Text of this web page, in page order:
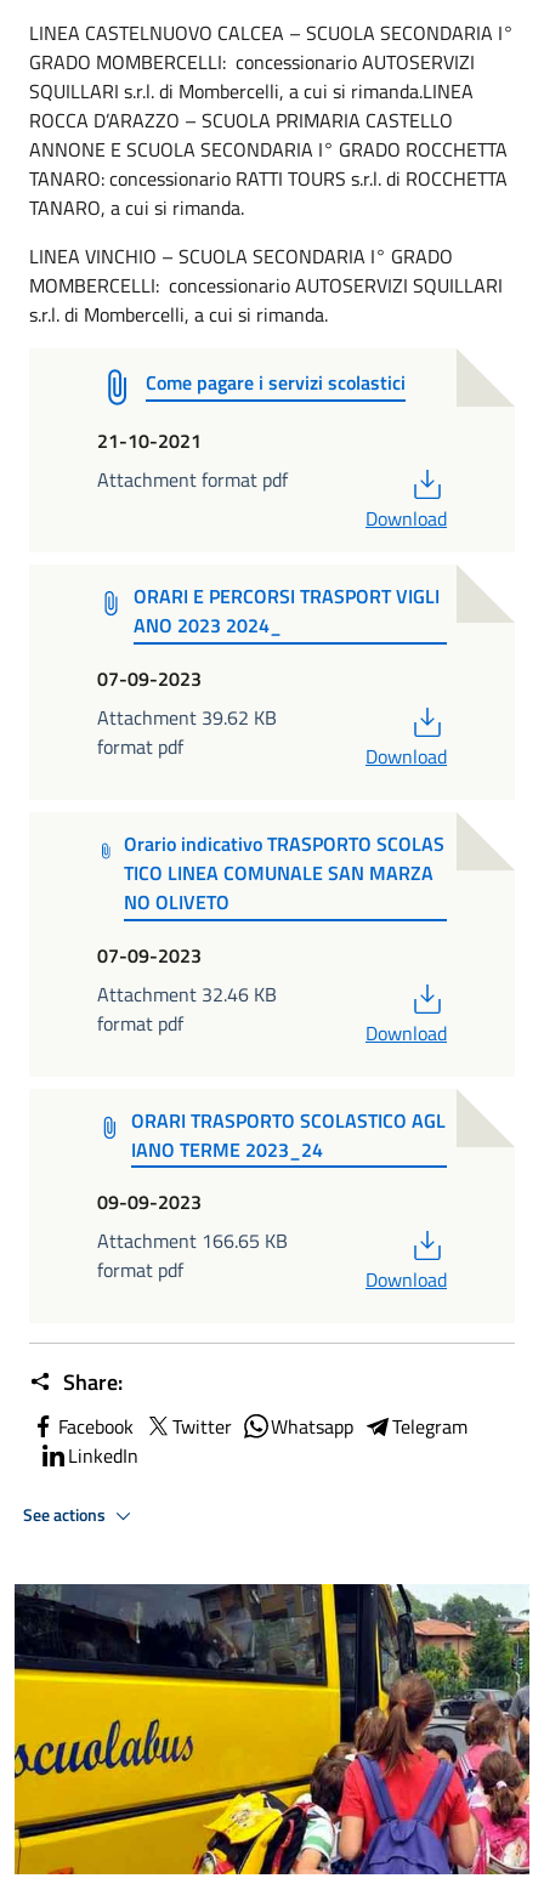
LINEA CASTELNUOVO CALCEA – SCUOLA SECONDARIA I°
GRADO MOMBERCELLI: concessionario AUTOSERVIZI
SQUILLARI s.r.l. di Mombercelli, a cui si rimanda.LINEA
ROCCA D’ARAZZO – SCUOLA PRIMARIA CASTELLO
ANNONE E SCUOLA SECONDARIA I° GRADO ROCCHETTA
TANARO: concessionario RATTI TOURS s.r.l. di ROCCHETTA
TANARO, a cui si rimanda.
LINEA VINCHIO – SCUOLA SECONDARIA I° GRADO
MOMBERCELLI: concessionario AUTOSERVIZI SQUILLARI
s.r.l. di Mombercelli, a cui si rimanda.
Come pagare i servizi scolastici
21-10-2021
Attachment format pdf
Download
ORARI E PERCORSI TRASPORT VIGLI
ANO 2023 2024_
07-09-2023
Attachment 39.62 KB
format pdf
Download
Orario indicativo TRASPORTO SCOLAS
TICO LINEA COMUNALE SAN MARZA
NO OLIVETO
07-09-2023
Attachment 32.46 KB
format pdf
Download
ORARI TRASPORTO SCOLASTICO AGL
IANO TERME 2023_24
09-09-2023
Attachment 166.65 KB
format pdf
Download
Share:
Facebook Twitter Whatsapp
Telegram
LinkedIn
See actions